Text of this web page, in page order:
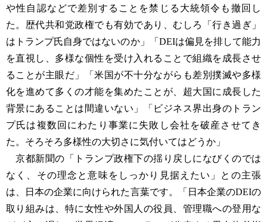
や性自認などで差別することを禁じる大統領令も撤回し
た。歴代共和党政権でも有効であり、むしろ「行き過ぎ」
はトランプ氏自身ではないのか」「DEIは偏見を排して能力
を直視し、多様な個性を受け入れることで組織を成長させ
ることが主眼だ」「米国が不十分ながらも差別撲滅や多様
化を進めて多くの才能を集めたことが、超大国に成長した
背景にあることは間違いない」「ビジネス界出身のトラン
プ氏は複数回にわたり事業に失敗し会社を破産させてき
た。そろそろ多様性の大切さに気付いてはどうか」
京都新聞の「トランプ政権下の揺り戻しになびくのでは
なく、その理念と意味をしっかり見据えたい」との主張
は、日本の企業に向けられた言葉です。「日本企業のDEIの
取り組みは、特に女性や外国人の役員、管理職への登用な